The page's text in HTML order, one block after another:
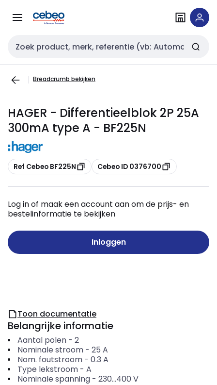
naar
naar
Zoekveld invoer
Breadcrumb bekijken
HAGER - Differentieelblok 2P 25A
300mA type A - BF225N
Kopiëren
Ref Cebeo BF225N Kopiëren
Cebeo ID 0376700
Log in of maak een account aan om de prijs- en
bestelinformatie te bekijken
Inloggen
Toon documentatie
Belangrijke informatie
Aantal polen- 2
Nominale stroom- 25 A
Nom. foutstroom- 0.3 A
Type lekstroom- A
Nominale spanning- 230...400 V